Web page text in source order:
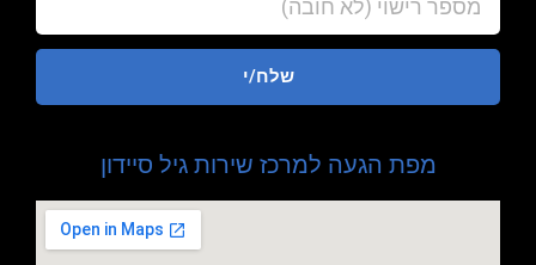
שלח/י
מפת הגעה למרכז שירות גיל סיידון